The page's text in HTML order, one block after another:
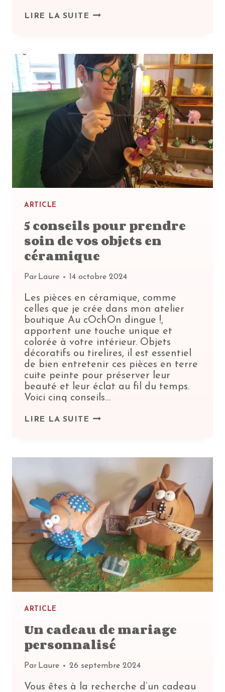
LIRE LA SUITE COMMENT
TIRELIRES ?
UN
PETIT
TOUR
EN
COULISSES
ARTICLE
5 conseils pour prendre
soin de vos objets en
céramique
Par Laure 14 octobre 2024
Les pièces en céramique, comme
celles que je crée dans mon atelier
boutique Au cOchOn dingue !,
apportent une touche unique et
colorée à votre intérieur. Objets
décoratifs ou tirelires, il est essentiel
de bien entretenir ces pièces en terre
cuite peinte pour préserver leur
beauté et leur éclat au fil du temps.
Voici cinq conseils…
LIRE LA SUITE 5
DE
OBJETS
EN
CÉRAMIQUE
ARTICLE
Un cadeau de mariage
personnalisé
Par Laure 26 septembre 2024
Vous êtes à la recherche d’un cadeau